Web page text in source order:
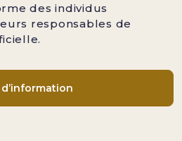
des individus
responsables de
d’information